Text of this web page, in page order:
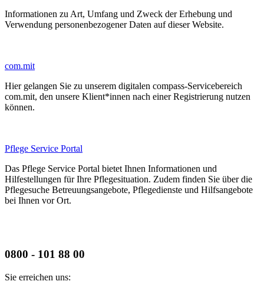
Informationen zu Art, Umfang und Zweck der Erhebung und
Verwendung personenbezogener Daten auf dieser Website.
com.mit
Hier gelangen Sie zu unserem digitalen compass-Servicebereich
com.mit, den unsere Klient*innen nach einer Registrierung nutzen
können.
Pflege Service Portal
Das Pflege Service Portal bietet Ihnen Informationen und
Hilfestellungen für Ihre Pflegesituation. Zudem finden Sie über die
Pflegesuche Betreuungsangebote, Pflegedienste und Hilfsangebote
bei Ihnen vor Ort.
0800 - 101 88 00
Sie erreichen uns: